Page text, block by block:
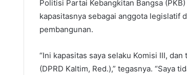
Politisi Partai Kebangkitan Bangsa
kapasitasnya sebagai anggota legislatif
pembangunan.
“Ini kapasitas saya selaku Komisi III,
(DPRD Kaltim, Red.),” tegasnya. “Saya